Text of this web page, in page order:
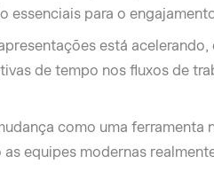
essenciais para o
está
de tempo nos fluxos de
como uma ferramenta
equipes modernas